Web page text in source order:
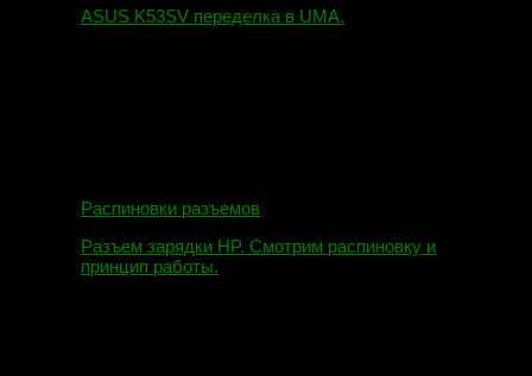
ASUS K53SV переделка в UMA.
Распиновки разъемов
Разъем зарядки HP. Смотрим распиновку и
принцип работы.